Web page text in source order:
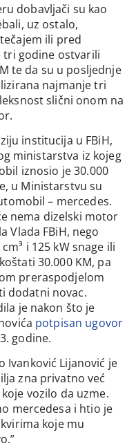
dobavljači su kao
uz ostalo,
ili pred
tri godine ostvarili
te da su u posljednje
najmanje tri
slični onom na
institucija u FBiH,
ministarstva iz kojeg
iznosio je 30.000
u Ministarstvu su
– mercedes.
nema dizelski motor
Vlada FBiH, nego
i 125 kW snage ili
30.000 KM, pa
preraspodjelom
dodatni novac.
je nakon što je
potpisan ugovor
godine.
Ivanković Lijanović je
zna privatno već
vozilo da uzme.
mercedesa i htio je
koje mu